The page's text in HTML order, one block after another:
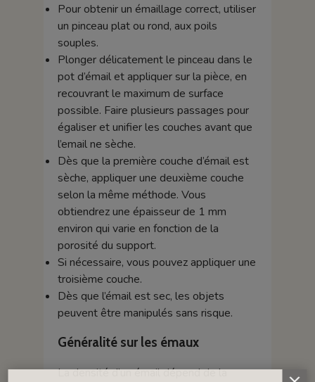
Pour obtenir un émaillage correct, utiliser
un pinceau plat ou rond, aux poils
souples.
Plonger délicatement le pinceau dans le
pot d’émail et appliquer sur la pièce, en
recouvrant le maximum de surface
possible. Faire plusieurs passages pour
égaliser et unifier les couches avant que
l’email ne sèche.
Dès que la première couche d’émail est
sèche, appliquer une deuxième couche
selon la même méthode. Vous
obtiendrez une épaisseur de 1 mm
environ qui varie en fonction de la
porosité du support.
Si nécessaire, vous pouvez appliquer une
troisième couche.
Dès que l’émail est sec, les objets
peuvent être manipulés sans risque.
Généralité sur les émaux
La densité d’un émail dépend de la